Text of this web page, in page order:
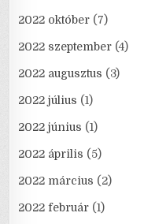
2022 október (7)
2022 szeptember (4)
2022 augusztus (3)
2022 július (1)
2022 június (1)
2022 április (5)
2022 március (2)
2022 február (1)